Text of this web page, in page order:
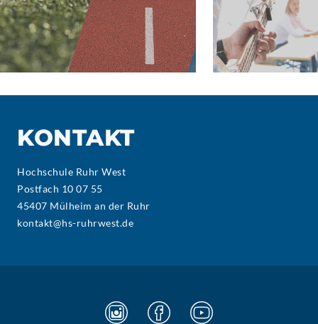
KONTAKT
Hochschule Ruhr West
Postfach 10 07 55
45407 Mülheim an der Ruhr
kontakt@hs-ruhrwest.de